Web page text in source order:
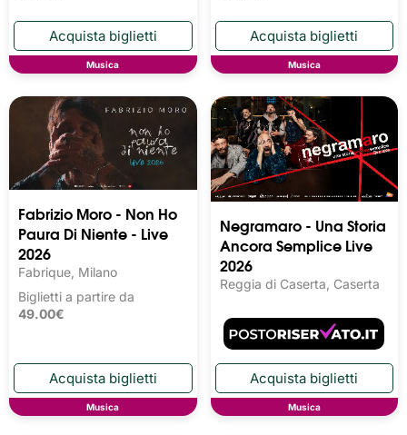
Musica Musica
Fabrizio Moro - Non Ho
Paura Di Niente - Live
2026
Fabrique, Milano
Biglietti a partire da
49.00€
Musica
Negramaro - Una Storia
Ancora Semplice Live
2026
Reggia di Caserta, Caserta
Musica